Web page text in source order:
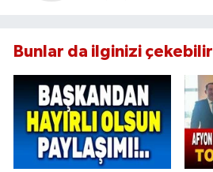
Bunlar da ilginizi çekebilir